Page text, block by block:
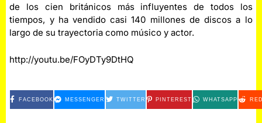
de los cien británicos más influyentes de todos los
tiempos, y ha vendido casi 140 millones de discos a lo
largo de su trayectoria como músico y actor.
http://youtu.be/FOyDTy9DtHQ
FACEBOOK MESSENGER TWITTER PINTEREST WHATSAPP